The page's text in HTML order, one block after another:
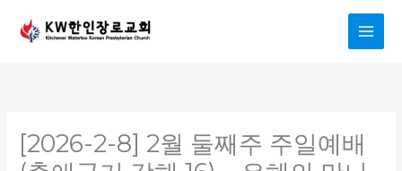
content
[2026-2-8] 2월 둘째주 주일예배